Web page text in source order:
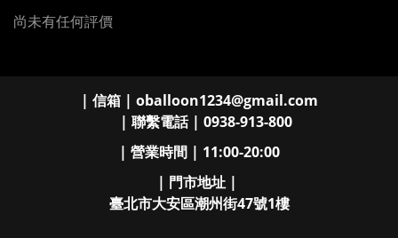
尚未有任何評價
| 信箱 | oballoon1234@gmail.com
| 聯繫電話 | 0938-913-800
| 營業時間 | 11:00-20:00
| 門市地址 |
臺北市大安區潮州街47號1樓